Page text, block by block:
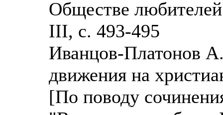
Обществе
III, с. 493-495
Иванцов-Платонов
движения на
[По поводу